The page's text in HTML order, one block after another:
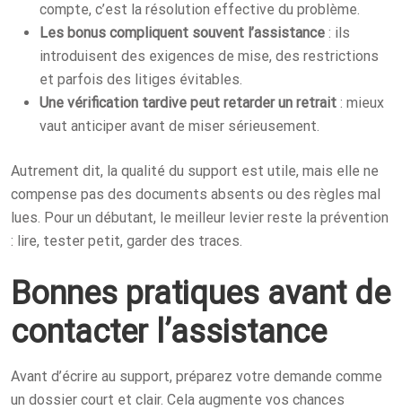
compte, c’est la résolution effective du problème.
Les bonus compliquent souvent l’assistance : ils
introduisent des exigences de mise, des restrictions
et parfois des litiges évitables.
Une vérification tardive peut retarder un retrait : mieux
vaut anticiper avant de miser sérieusement.
Autrement dit, la qualité du support est utile, mais elle ne
compense pas des documents absents ou des règles mal
lues. Pour un débutant, le meilleur levier reste la prévention
: lire, tester petit, garder des traces.
Bonnes pratiques avant de
contacter l’assistance
Avant d’écrire au support, préparez votre demande comme
un dossier court et clair. Cela augmente vos chances